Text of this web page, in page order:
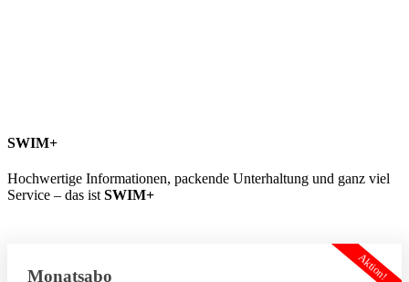
SWIM+
Hochwertige Informationen, packende Unterhaltung und ganz viel
Service – das ist SWIM+
Monatsabo Aktion!